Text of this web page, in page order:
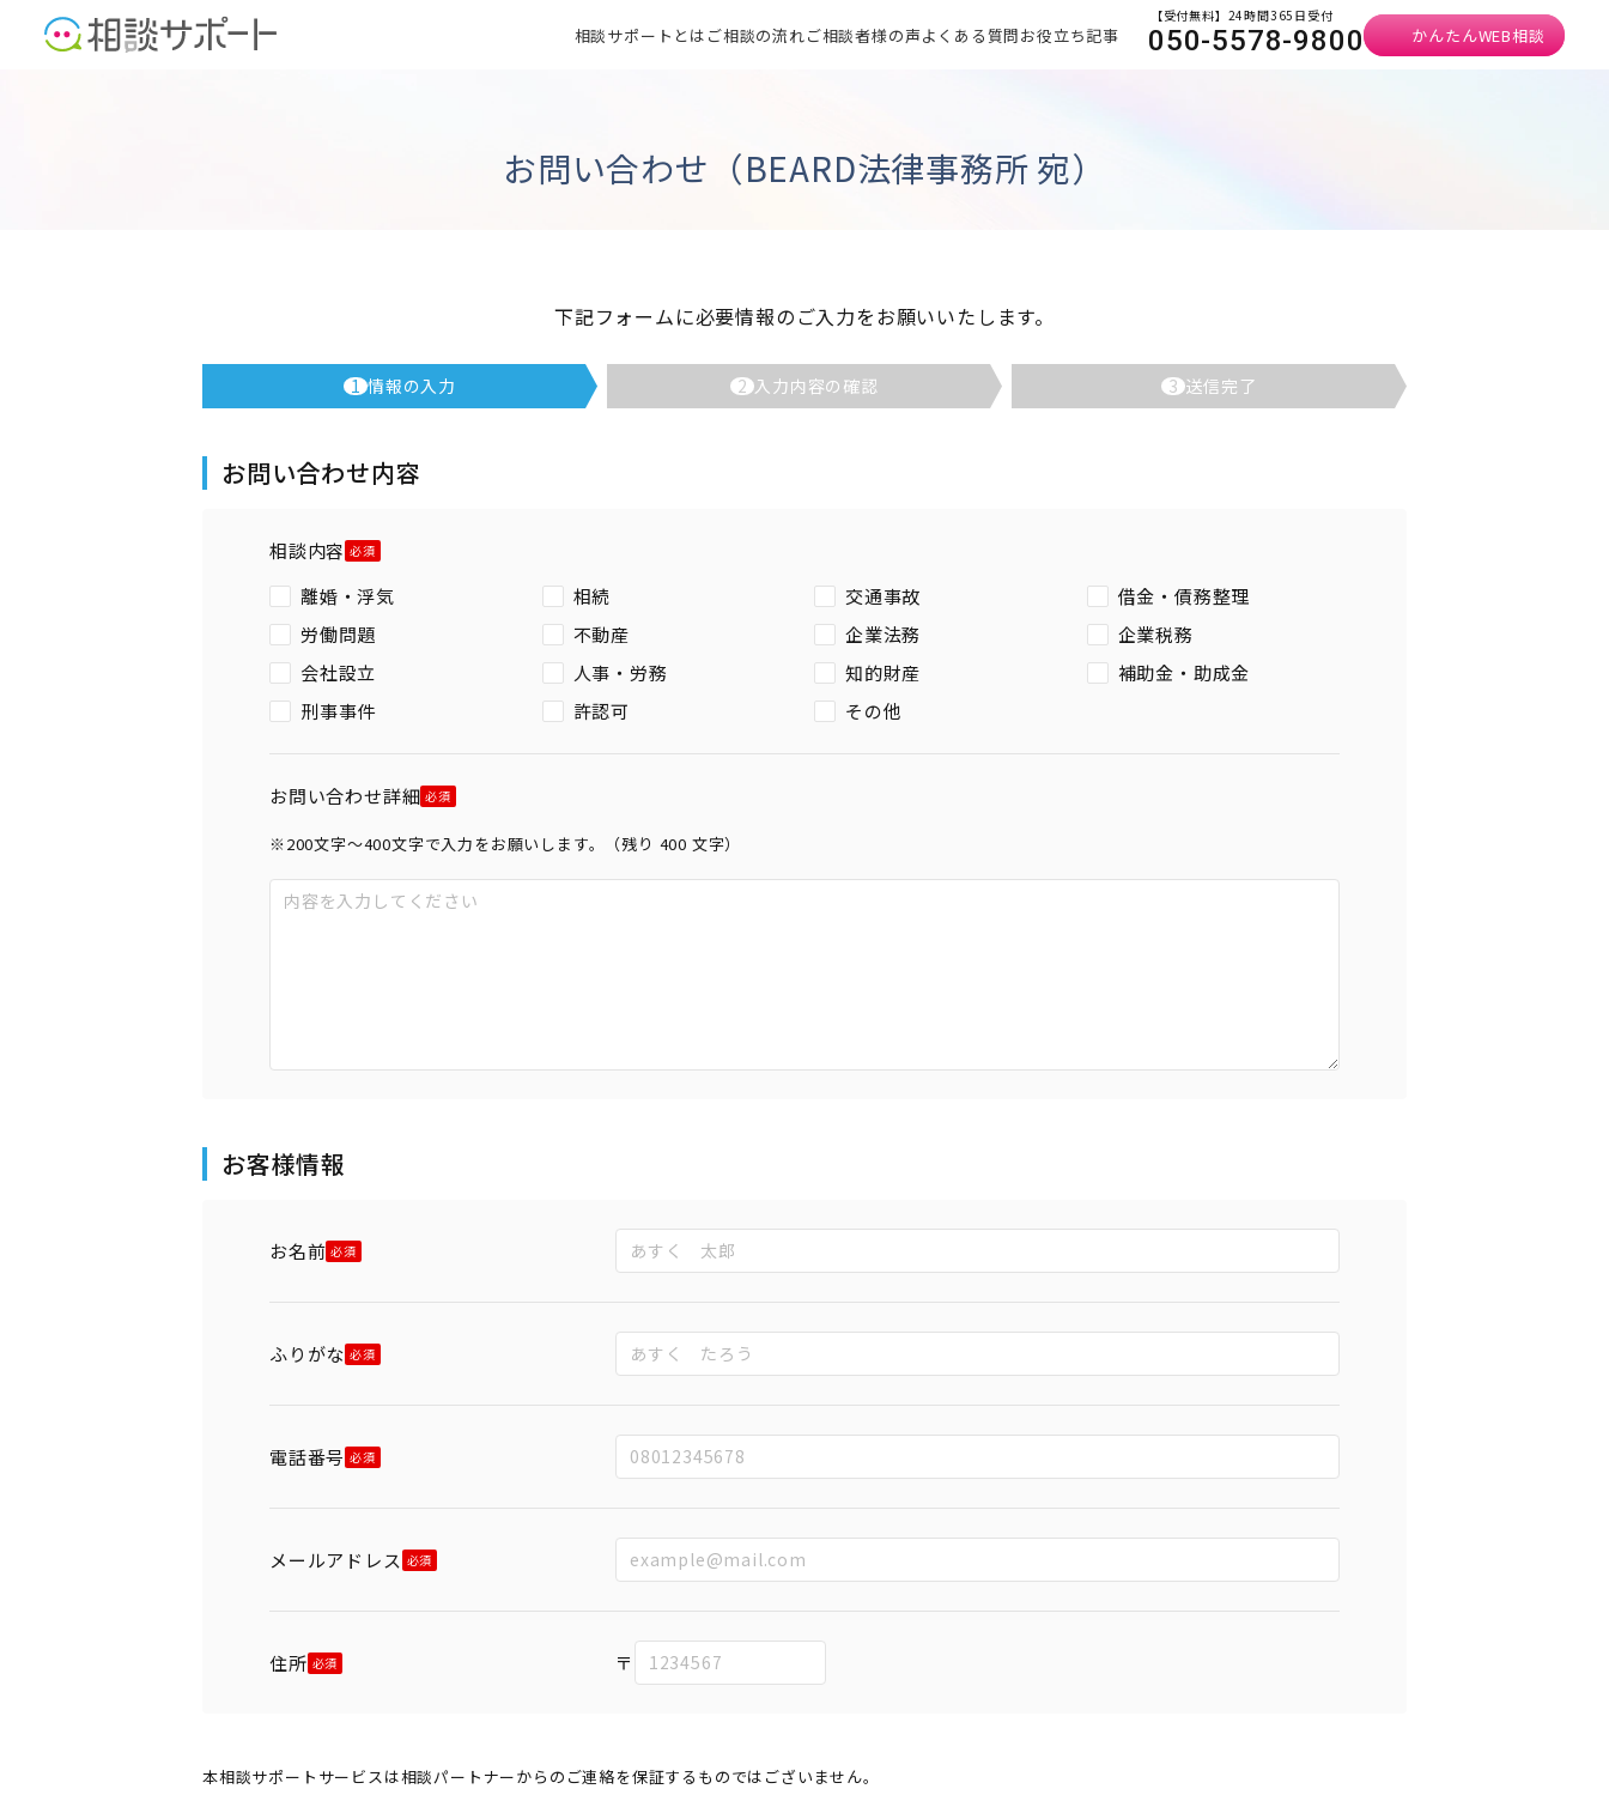
相談サポートとは ご相談の流れご相談者様の声よくある質問お役立ち記事
【受付無料】24時間365日受付
050-5578-9800 かんたんWEB相談
お問い合わせ（BEARD法律事務所 宛）
下記フォームに必要情報のご入力をお願いいたします。
1 情報の入力 2 入力内容の確認 3 送信完了
お問い合わせ内容
相談内容
離婚・浮気
相続 交通事故
借金・債務整理
労働問題
不動産 企業法務
企業税務
会社設立
人事・労務 知的財産
補助金・助成金
刑事事件
許認可 その他
お問い合わせ詳細
※200文字〜400文字で入力をお願いします。（残り 400 文字）
お客様情報
お名前
ふりがな
電話番号
メールアドレス
住所 〒
本相談サポートサービスは相談パートナーからのご連絡を保証するものではございません。